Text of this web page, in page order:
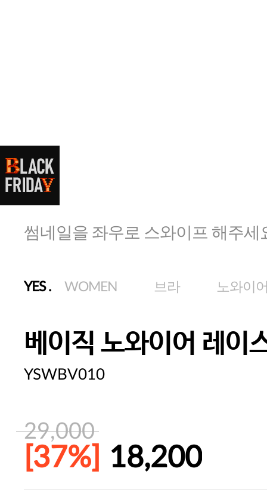
썸네일을 좌우로 스와이프 해주세
YES. WOMEN 브라 노와이
베이직 노와이어 레이
YSWBV010
29,000
[37%] 18,200